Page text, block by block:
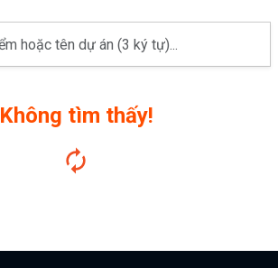
Không tìm thấy!